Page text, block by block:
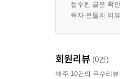
접수된 글은 확
독자 분들의 리
회원리뷰 (0건)
매주 10건의 우수리